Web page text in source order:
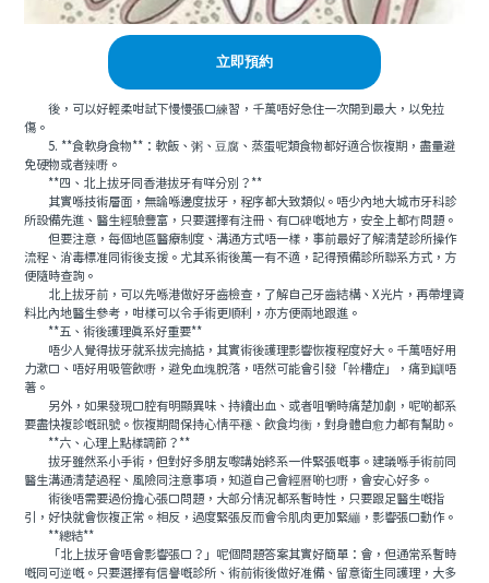
立即預約
後，可以好輕柔咁試下慢慢張口練習，千萬唔好急住一次開到最大，以免拉
傷。
5. **食軟身食物**：軟飯、粥、豆腐、蒸蛋呢類食物都好適合恢複期，盡量避
免硬物或者辣嘢。
**四、北上拔牙同香港拔牙有咩分別？**
其實喺技術層面，無論喺邊度拔牙，程序都大致類似。唔少內地大城市牙科診
所設備先進、醫生經驗豐富，只要選擇有注冊、有口碑嘅地方，安全上都冇問題。
但要注意，每個地區醫療制度、溝通方式唔一樣，事前最好了解清楚診所操作
流程、消毒標准同術後支援。尤其系術後萬一有不適，記得預備診所聯系方式，方
便隨時查詢。
北上拔牙前，可以先喺港做好牙齒檢查，了解自己牙齒結構、X光片，再帶埋資
料比內地醫生參考，咁樣可以令手術更順利，亦方便兩地跟進。
**五、術後護理真系好重要**
唔少人覺得拔牙就系拔完搞掂，其實術後護理影響恢複程度好大。千萬唔好用
力漱口、唔好用吸管飲嘢，避免血塊脫落，唔然可能會引發「幹槽症」，痛到瞓唔
著。
另外，如果發現口腔有明顯異味、持續出血、或者咀嚼時痛楚加劇，呢啲都系
要盡快複診嘅訊號。恢複期間保持心情平穩、飲食均衡，對身體自愈力都有幫助。
**六、心理上點樣調節？**
拔牙雖然系小手術，但對好多朋友嚟講始終系一件緊張嘅事。建議喺手術前同
醫生溝通清楚過程、風險同注意事項，知道自己會經曆啲乜嘢，會安心好多。
術後唔需要過份擔心張口問題，大部分情況都系暫時性，只要跟足醫生嘅指
引，好快就會恢複正常。相反，過度緊張反而會令肌肉更加緊繃，影響張口動作。
**總結**
「北上拔牙會唔會影響張口？」呢個問題答案其實好簡單：會，但通常系暫時
嘅同可逆嘅。只要選擇有信譽嘅診所、術前術後做好准備、留意衛生同護理，大多